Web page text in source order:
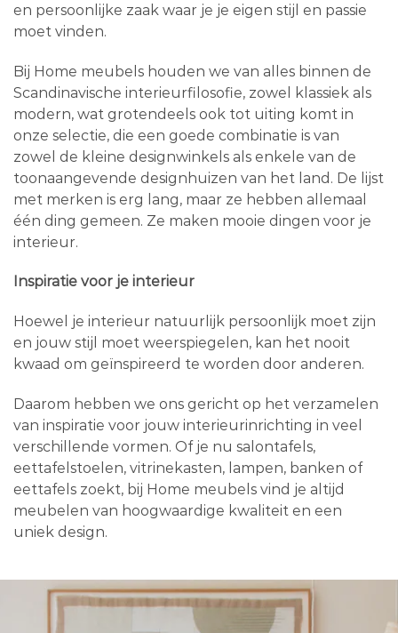
en persoonlijke zaak waar je je eigen stijl en passie
moet vinden.
Bij Home meubels houden we van alles binnen de
Scandinavische interieurfilosofie, zowel klassiek als
modern, wat grotendeels ook tot uiting komt in
onze selectie, die een goede combinatie is van
zowel de kleine designwinkels als enkele van de
toonaangevende designhuizen van het land. De lijst
met merken is erg lang, maar ze hebben allemaal
één ding gemeen. Ze maken mooie dingen voor je
interieur.
Inspiratie voor je interieur
Hoewel je interieur natuurlijk persoonlijk moet zijn
en jouw stijl moet weerspiegelen, kan het nooit
kwaad om geïnspireerd te worden door anderen.
Daarom hebben we ons gericht op het verzamelen
van inspiratie voor jouw interieurinrichting in veel
verschillende vormen. Of je nu salontafels,
eettafelstoelen, vitrinekasten, lampen, banken of
eettafels zoekt, bij Home meubels vind je altijd
meubelen van hoogwaardige kwaliteit en een
uniek design.